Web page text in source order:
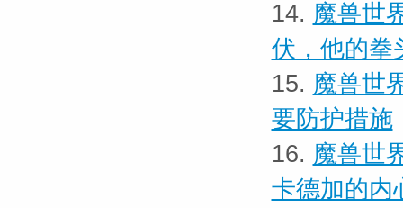
14. 魔兽世
伏，他的拳
15. 魔兽世
要防护措施
16. 魔兽世
卡德加的内